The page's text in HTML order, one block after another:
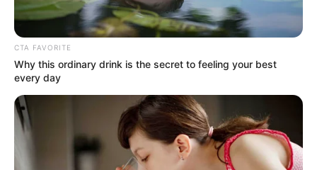
CTA FAVORITE
Why this ordinary drink is the secret to feeling your best
every day